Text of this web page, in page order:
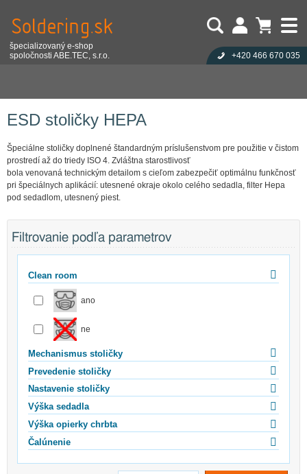
ESD stoličky HEPA
Špeciálne stoličky doplnené štandardným príslušenstvom pre použitie v čistom
prostredí až do triedy ISO 4. Zvláštna starostlivosť
bola venovaná technickým detailom s cieľom zabezpečiť optimálnu funkčnosť
pri špeciálnych aplikácií: utesnené okraje okolo celého sedadla, filter Hepa
pod sedadlom, utesnený piest.
Filtrovanie podľa parametrov
Clean room
ano
ne
Mechanismus stoličky
Prevedenie stoličky
Nastavenie stoličky
Výška sedadla
Výška opierky chrbta
Čalúnenie
špecializovaný e-shop
spoločnosti ABE.TEC, s.r.o.
+420 466 670 035
Cena celkom:0,00 EUR Přihlásit
Zabudli ste heslo?